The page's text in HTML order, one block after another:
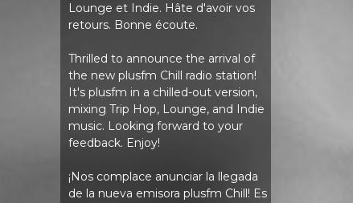
Lounge et Indie. Hâte d'avoir vos
retours. Bonne écoute.
Thrilled to announce the arrival of
the new plusfm Chill radio station!
It's plusfm in a chilled-out version,
mixing Trip Hop, Lounge, and Indie
music. Looking forward to your
feedback. Enjoy!
¡Nos complace anunciar la llegada
de la nueva emisora ​​plusfm Chill! Es